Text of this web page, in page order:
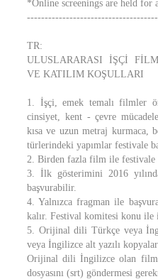
*Online screenings are held for
TR:
ULUSLARARASI İŞÇİ
VE KATILIM KOŞULLARI
1. İşçi, emek temalı filmler
cinsiyet, kent - çevre
kısa ve uzun metraj kurmaca,
türlerindeki yapımlar festivale
2. Birden fazla film ile festivale
3. İlk gösterimini 2016
başvurabilir.
4. Yalnızca fragman ile
kalır. Festival komitesi konu
5. Orijinal dili Türkçe veya
veya İngilizce alt yazılı
Orijinal dili İngilizce olan
dosyasını (srt) göndermesi